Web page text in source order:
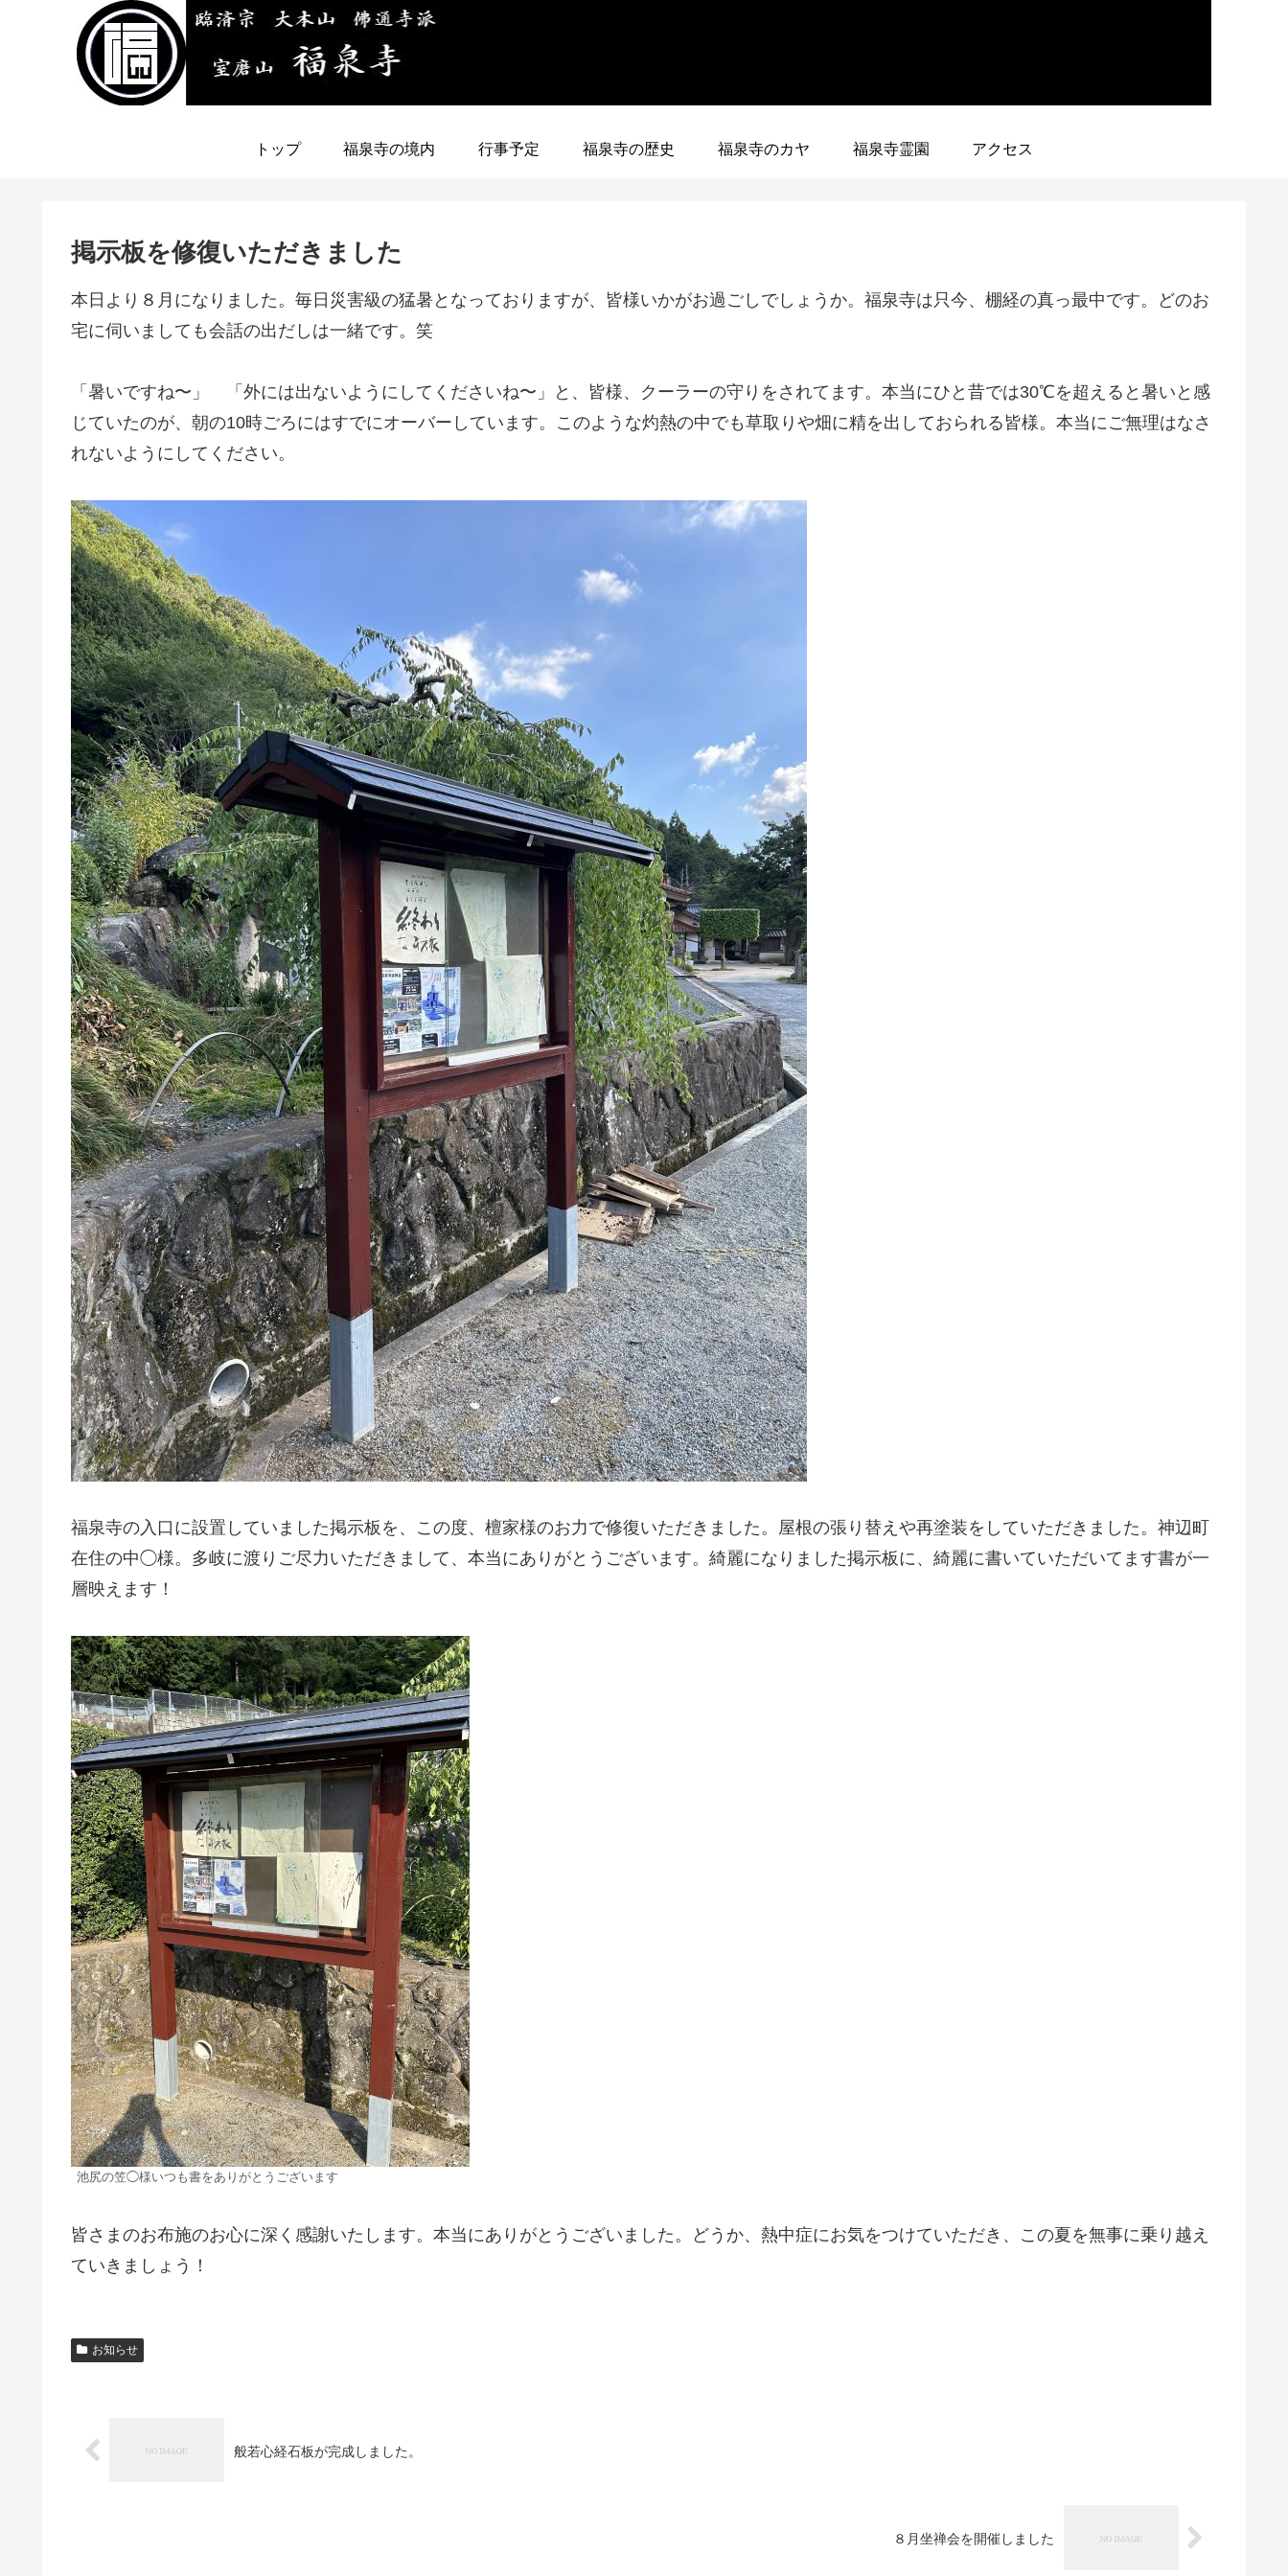
トップ 福泉寺の境内 行事予定 福泉寺の歴史 福泉寺のカヤ 福泉寺霊園 アクセス
掲示板を修復いただきました
本日より８月になりました。毎日災害級の猛暑となっておりますが、皆様いかがお過ごしでしょうか。福泉寺は只今、棚経の真っ最中です。どのお
宅に伺いましても会話の出だしは一緒です。笑
「暑いですね〜」 「外には出ないようにしてくださいね〜」と、皆様、クーラーの守りをされてます。本当にひと昔では30℃を超えると暑いと感
じていたのが、朝の10時ごろにはすでにオーバーしています。このような灼熱の中でも草取りや畑に精を出しておられる皆様。本当にご無理はなさ
れないようにしてください。
福泉寺の入口に設置していました掲示板を、この度、檀家様のお力で修復いただきました。屋根の張り替えや再塗装をしていただきました。神辺町
在住の中◯様。多岐に渡りご尽力いただきまして、本当にありがとうございます。綺麗になりました掲示板に、綺麗に書いていただいてます書が一
層映えます！
池尻の笠◯様いつも書をありがとうございます
皆さまのお布施のお心に深く感謝いたします。本当にありがとうございました。どうか、熱中症にお気をつけていただき、この夏を無事に乗り越え
ていきましょう！
お知らせ
般若心経石板が完成しました。
８月坐禅会を開催しました